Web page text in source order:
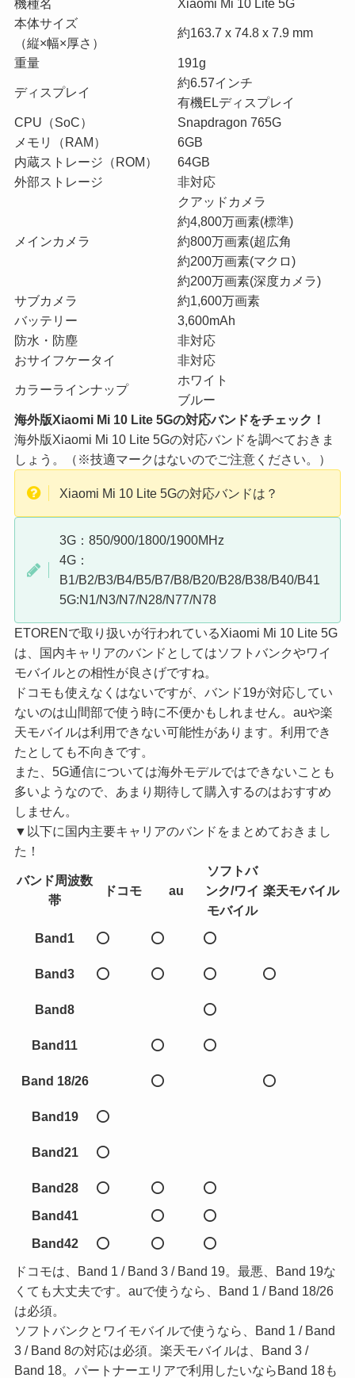
機種名
Xiaomi Mi 10 Lite 5G
本体サイズ
（縦×幅×厚さ）
約163.7 x 74.8 x 7.9 mm
重量 191g
ディスプレイ
約6.57インチ
有機ELディスプレイ
CPU（SoC）
Snapdragon 765G
メモリ（RAM）
6GB
内蔵ストレージ（ROM）
64GB
外部ストレージ
非対応
メインカメラ
クアッドカメラ
約4,800万画素(標準)
約800万画素(超広角
約200万画素(マクロ)
約200万画素(深度カメラ)
サブカメラ
約1,600万画素
バッテリー
3,600mAh
防水・防塵
非対応
おサイフケータイ
非対応
カラーラインナップ
ホワイト
ブルー
海外版Xiaomi Mi 10 Lite 5Gの対応バンドをチェック！
海外版Xiaomi Mi 10 Lite 5Gの対応バンドを調べておきま
しょう。（※技適マークはないのでご注意ください。）
Xiaomi Mi 10 Lite 5Gの対応バンドは？
3G：850/900/1800/1900MHz
4G：
B1/B2/B3/B4/B5/B7/B8/B20/B28/B38/B40/B41
5G:N1/N3/N7/N28/N77/N78
ETORENで取り扱いが行われているXiaomi Mi 10 Lite 5G
は、国内キャリアのバンドとしてはソフトバンクやワイ
モバイルとの相性が良さげですね。
ドコモも使えなくはないですが、バンド19が対応してい
ないのは山間部で使う時に不便かもしれません。auや楽
天モバイルは利用できない可能性があります。利用でき
たとしても不向きです。
また、5G通信については海外モデルではできないことも
多いようなので、あまり期待して購入するのはおすすめ
しません。
▼以下に国内主要キャリアのバンドをまとめておきまし
た！
バンド周波数
帯
ドコモ au
ソフトバ
ンク/ワイ
モバイル
楽天モバイル
Band1 ⭕ ⭕ ⭕
Band3 ⭕ ⭕ ⭕ ⭕
Band8 ⭕
Band11 ⭕ ⭕
Band 18/26 ⭕ ⭕
Band19 ⭕
Band21 ⭕
Band28 ⭕ ⭕
⭕
Band41
⭕
⭕
Band42
⭕ ⭕
⭕
ドコモは、Band 1 / Band 3 / Band 19。最悪、Band 19な
くても大丈夫です。auで使うなら、Band 1 / Band 18/26
は必須。
ソフトバンクとワイモバイルで使うなら、Band 1 / Band
3 / Band 8の対応は必須。楽天モバイルは、Band 3 /
Band 18。パートナーエリアで利用したいならBand 18も